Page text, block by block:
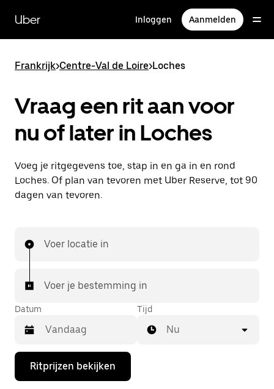
naar
hoofdinhoud
Uber Inloggen Aanmelden
Frankrijk>Centre-Val de Loire>Loches
Vraag een rit aan voor
nu of later in Loches
Voeg je ritgegevens toe, stap in en ga in en rond
Loches. Of plan van tevoren met Uber Reserve, tot 90
dagen van tevoren.
Voer locatie in
Voer je bestemming in
Datum
Druk
de
Tijd
Nu
Ritprijzen bekijken